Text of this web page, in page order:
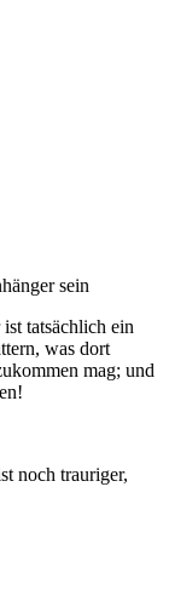
sein
tatsächlich ein
was dort
mag; und
noch trauriger,